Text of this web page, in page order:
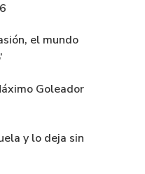
el mundo
Goleador
y lo deja sin